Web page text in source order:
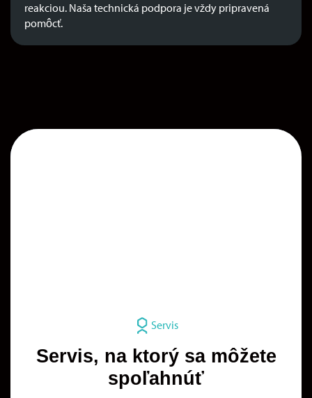
reakciou. Naša technická podpora je vždy pripravená
pomôcť.
Servis
Servis, na ktorý sa môžete
spoľahnúť